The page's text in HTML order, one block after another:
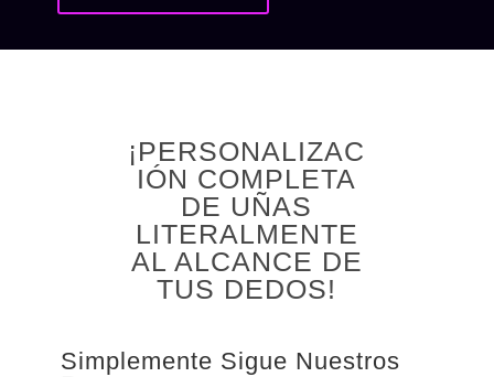
¡PERSONALIZAC
IÓN COMPLETA
DE UÑAS
LITERALMENTE
AL ALCANCE DE
TUS DEDOS!
Simplemente Sigue Nuestros